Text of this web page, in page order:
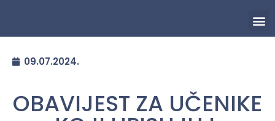
09.07.2024.
OBAVIJEST ZA UČENIKE